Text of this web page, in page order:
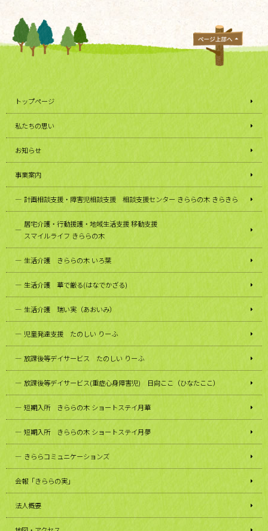
トップページ
私たちの思い
お知らせ
事業案内
計画相談支援・障害児相談支援 相談支援センター きららの木 きらきら
居宅介護・行動援護・地域生活支援 移動支援
スマイルライフ きららの木
生活介護 きららの木 いろ葉
生活介護 華で厳る(はなでかざる)
生活介護 瑞い実（あおいみ）
児童発達支援 たのしい りーふ
放課後等デイサービス たのしい りーふ
放課後等デイサービス(重症心身障害児) 日向ここ（ひなたここ）
短期入所 きららの木 ショートステイ月華
短期入所 きららの木 ショートステイ月夢
きららコミュニケーションズ
会報「きららの実」
法人概要